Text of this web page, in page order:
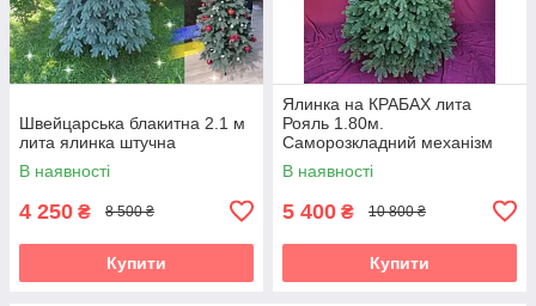
Швейцарська блакитна 2.1 м
лита ялинка штучна
В наявності
4 250 ₴ 8 500 ₴
Купити
Ялинка на КРАБАХ лита
Рояль 1.80м.
Саморозкладний механізм
Umbrella
В наявності
5 400 ₴ 10 800 ₴
Купити